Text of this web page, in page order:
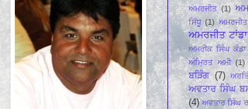
ਅਮਰਜੀਤ (1)
ਸਿੱਧੂ (1)
ਅਮਰਜੀਤ
ਅਮਰੀਕ ਸਿੰਘ ਕੰਡਾ
ਅੰਮ੍ਰਿਤ ਅਮੀ (1)
ਬੜਿੰਗ (7)
ਅਵਤਾਰ ਸਿੰਘ
(4) ਅਵਤਾਰ ਸਿੰਘ